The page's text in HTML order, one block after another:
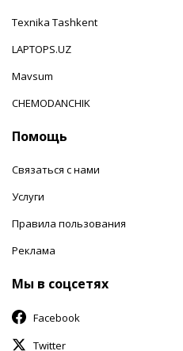
Texnika Tashkent
LAPTOPS.UZ
Mavsum
CHEMODANCHIK
Помощь
Связаться с нами
Услуги
Правила пользования
Реклама
Мы в соцсетях
Facebook
Twitter